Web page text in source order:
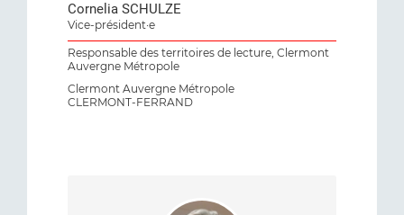
Cornelia SCHULZE
Vice-président·e
Responsable des territoires de lecture, Clermont
Auvergne Métropole
Clermont Auvergne Métropole
CLERMONT-FERRAND